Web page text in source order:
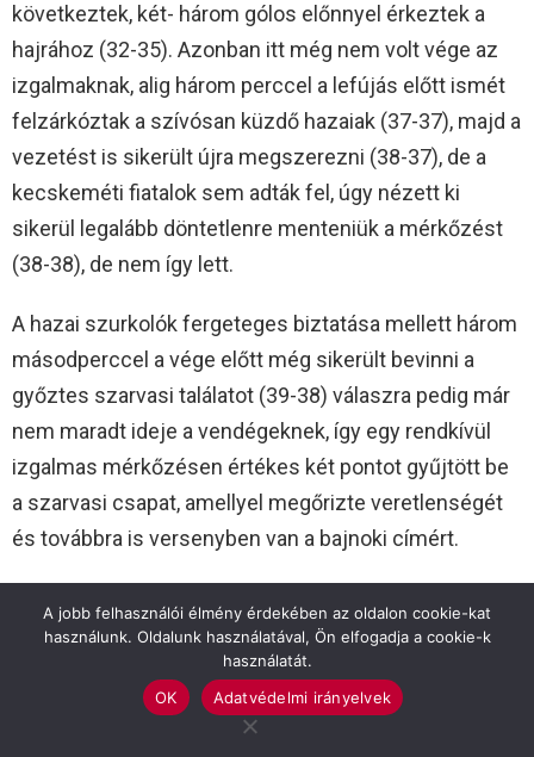
következtek, két- három gólos előnnyel érkeztek a
hajrához (32-35). Azonban itt még nem volt vége az
izgalmaknak, alig három perccel a lefújás előtt ismét
felzárkóztak a szívósan küzdő hazaiak (37-37), majd a
vezetést is sikerült újra megszerezni (38-37), de a
kecskeméti fiatalok sem adták fel, úgy nézett ki
sikerül legalább döntetlenre menteniük a mérkőzést
(38-38), de nem így lett.
A hazai szurkolók fergeteges biztatása mellett három
másodperccel a vége előtt még sikerült bevinni a
győztes szarvasi találatot (39-38) válaszra pedig már
nem maradt ideje a vendégeknek, így egy rendkívül
izgalmas mérkőzésen értékes két pontot gyűjtött be
a szarvasi csapat, amellyel megőrizte veretlenségét
és továbbra is versenyben van a bajnoki címért.
ellenfelünk szinte végtelen frissítési lehetőséggel,
ezt tudtuk jól, ezért kellett az őszi szünetben is sokat
dolgoznunk. Azt mondtam a srácoknak, ha
sebességben és erőben bírni fogjuk, akkor a van
A jobb felhasználói élmény érdekében az oldalon cookie-kat
használunk. Oldalunk használatával, Ön elfogadja a cookie-k
használatát.
OK
Adatvédelmi irányelvek